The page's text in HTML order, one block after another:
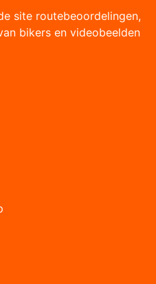
site routebeoordelingen,
bikers en videobeelden